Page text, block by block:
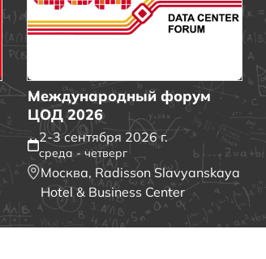
Международный форум
ЦОД 2026
2-3 сентября 2026 г.
среда - четверг
Москва, Radisson Slavyanskaya
Hotel & Business Center